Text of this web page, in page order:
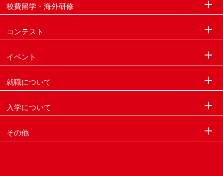
校費留学・海外研修
コンテスト
イベント
就職について
入学について
その他